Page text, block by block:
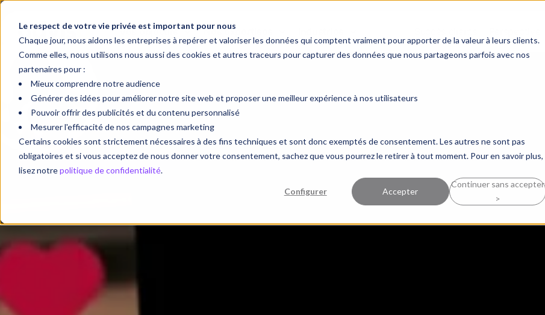
Le respect de votre vie privée est important pour nous
Chaque jour, nous aidons les entreprises à repérer et valoriser les données qui comptent vraiment pour apporter de la valeur à leurs clients.
Comme elles, nous utilisons nous aussi des cookies et autres traceurs pour capturer des données que nous partageons parfois avec nos
partenaires pour :
Mieux comprendre notre audience
Générer des idées pour améliorer notre site web et proposer une meilleur expérience à nos utilisateurs
Pouvoir offrir des publicités et du contenu personnalisé
Mesurer l'efficacité de nos campagnes marketing
Certains cookies sont strictement nécessaires à des fins techniques et sont donc exemptés de consentement. Les autres ne sont pas
obligatoires et si vous acceptez de nous donner votre consentement, sachez que vous pourrez le retirer à tout moment. Pour en savoir plus,
lisez notrepolitique de confidentialité.
Configurer Accepter
Continuer sans accepter
>
Vos objectifs Nos expertises